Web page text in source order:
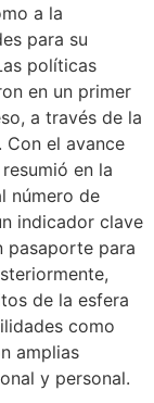
a la
para su
políticas
en un primer
a través de la
el avance
en la
número de
indicador clave
pasaporte para
de la esfera
como
amplias
y personal.